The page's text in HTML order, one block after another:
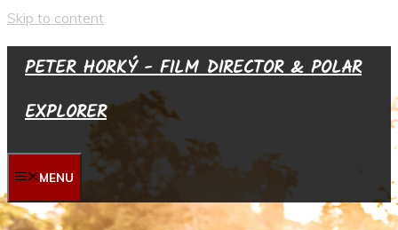
Skip to content
PETER HORKÝ - FILM DIRECTOR & POLAR
EXPLORER
MENU